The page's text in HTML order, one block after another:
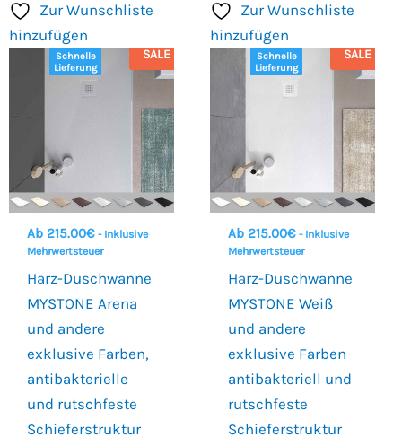
Zur Wunschliste
hinzufügen
Schnelle
Lieferung
SALE
Ab 215.00€ - Inklusive
Mehrwertsteuer
Harz-Duschwanne
MYSTONE Arena
und andere
exklusive Farben,
antibakterielle
und rutschfeste
Schieferstruktur
Zur Wunschliste
hinzufügen
Schnelle
Lieferung
SALE
Ab 215.00€ - Inklusive
Mehrwertsteuer
Harz-Duschwanne
MYSTONE Weiß
und andere
exklusive Farben
antibakteriell und
rutschfeste
Schieferstruktur